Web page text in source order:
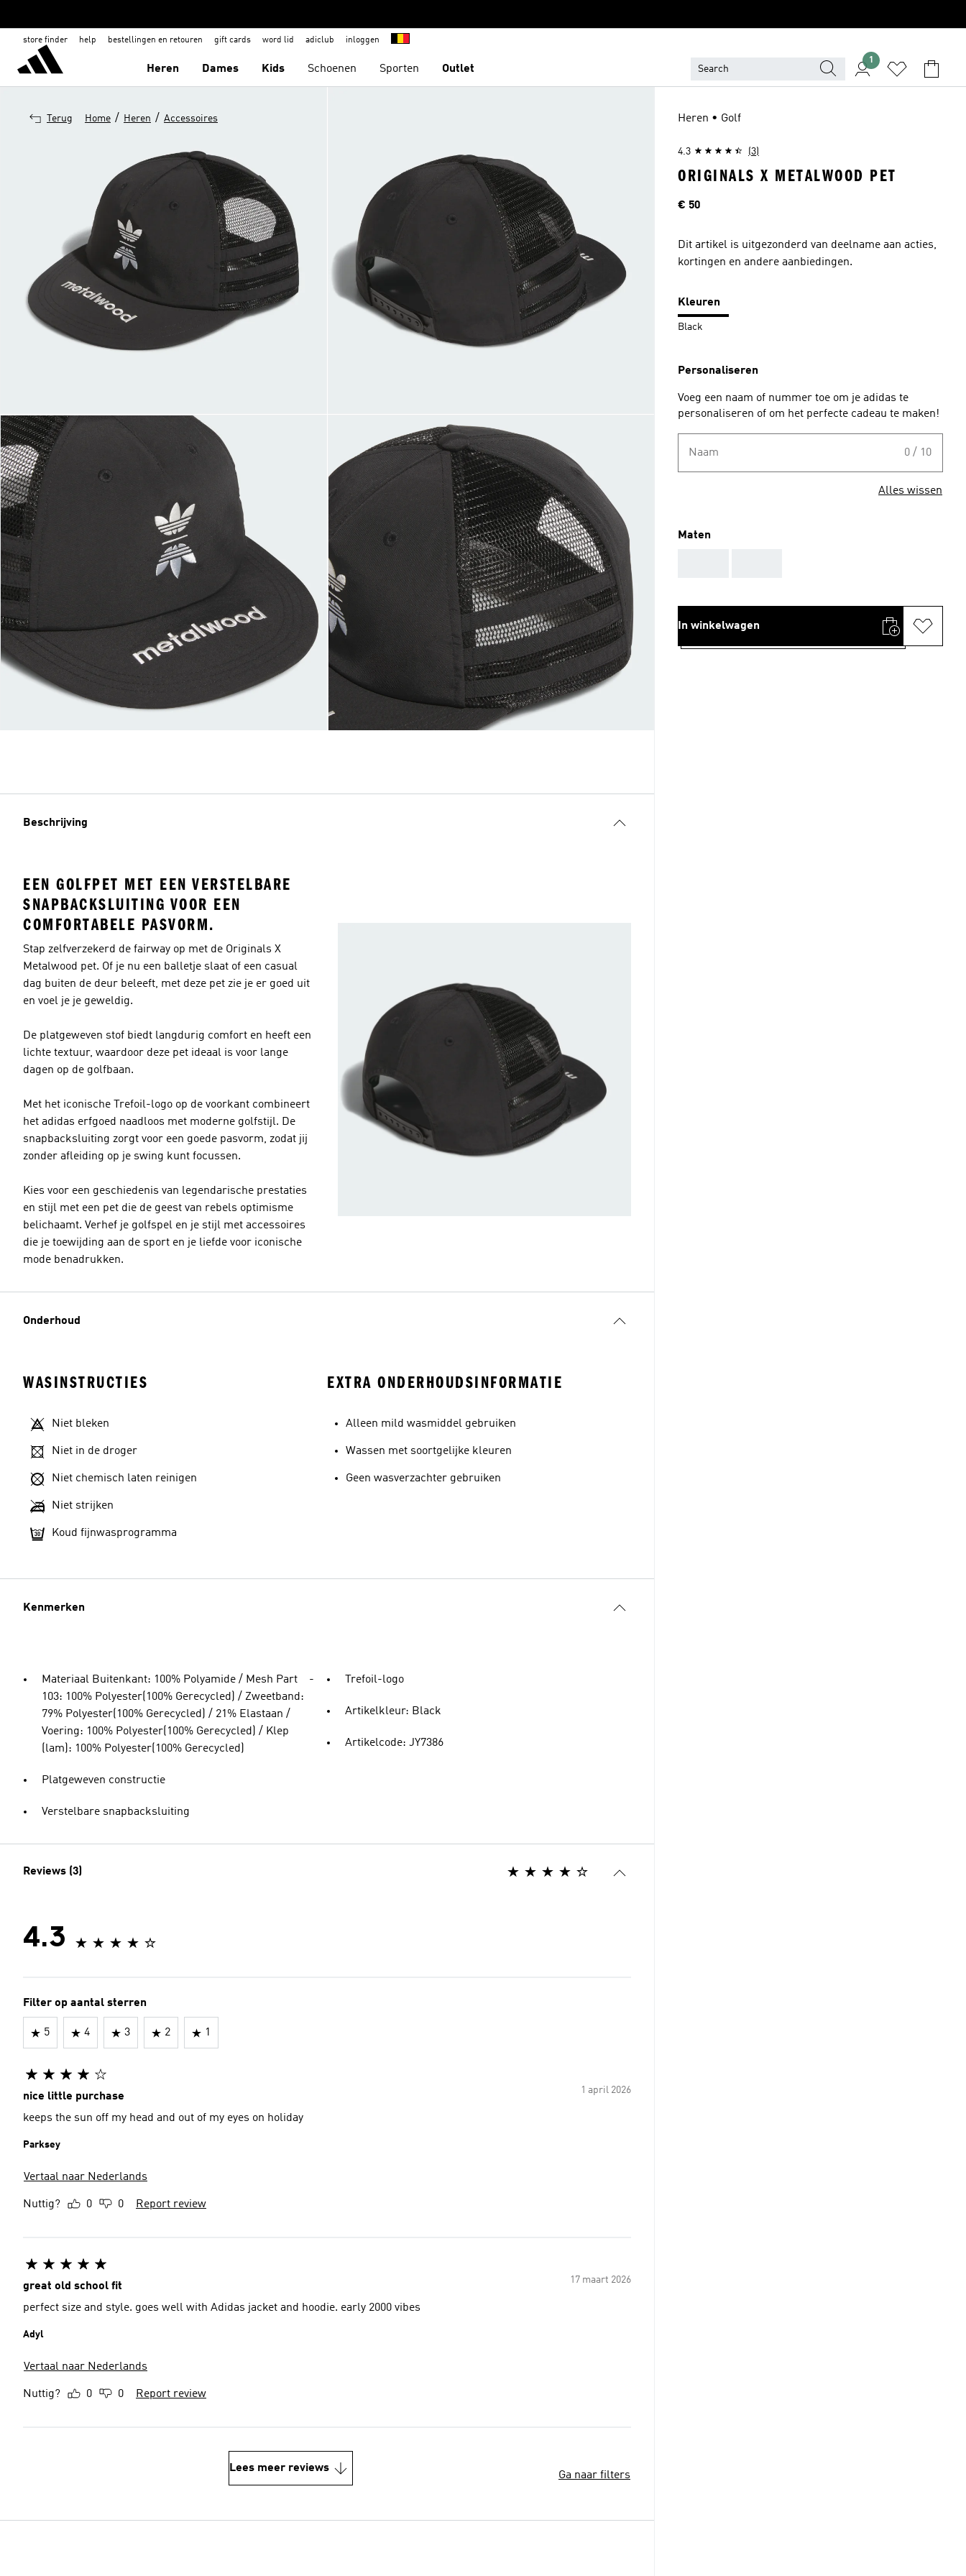
store finder help bestellingen en retouren gift cards word lid adiclub inloggen
Heren Dames Kids Schoenen Sporten Outlet
1
Terug Home / Heren / Accessoires
Beschrijving
EEN GOLFPET MET EEN VERSTELBARE
SNAPBACKSLUITING VOOR EEN
COMFORTABELE PASVORM.
Stap zelfverzekerd de fairway op met de Originals X
Metalwood pet. Of je nu een balletje slaat of een casual
dag buiten de deur beleeft, met deze pet zie je er goed uit
en voel je je geweldig.
De platgeweven stof biedt langdurig comfort en heeft een
lichte textuur, waardoor deze pet ideaal is voor lange
dagen op de golfbaan.
Met het iconische Trefoil-logo op de voorkant combineert
het adidas erfgoed naadloos met moderne golfstijl. De
snapbacksluiting zorgt voor een goede pasvorm, zodat jij
zonder afleiding op je swing kunt focussen.
Kies voor een geschiedenis van legendarische prestaties
en stijl met een pet die de geest van rebels optimisme
belichaamt. Verhef je golfspel en je stijl met accessoires
die je toewijding aan de sport en je liefde voor iconische
mode benadrukken.
Onderhoud
WASINSTRUCTIES
Niet bleken
Niet in de droger
Niet chemisch laten reinigen
Niet strijken
Koud fijnwasprogramma
EXTRA ONDERHOUDSINFORMATIE
Alleen mild wasmiddel gebruiken
Wassen met soortgelijke kleuren
Geen wasverzachter gebruiken
Kenmerken
Materiaal Buitenkant: 100% Polyamide / Mesh Part -
103: 100% Polyester(100% Gerecycled) / Zweetband:
79% Polyester(100% Gerecycled) / 21% Elastaan /
Voering: 100% Polyester(100% Gerecycled) / Klep
(lam): 100% Polyester(100% Gerecycled)
Platgeweven constructie
Verstelbare snapbacksluiting
Trefoil-logo
Artikelkleur: Black
Artikelcode: JY7386
Reviews (3)
4.3
Filter op aantal sterren
5 4 3 2 1
1 april 2026
nice little purchase
keeps the sun off my head and out of my eyes on holiday
Parksey
Vertaal naar Nederlands
Nuttig? 0 0 Report review
17 maart 2026
great old school fit
perfect size and style. goes well with Adidas jacket and hoodie. early 2000 vibes
Adyl
Vertaal naar Nederlands
Nuttig? 0 0 Report review
Lees meer reviews
Ga naar filters
Heren • Golf
4.3 (3)
ORIGINALS X METALWOOD PET
Price
€ 50
Dit artikel is uitgezonderd van deelname aan acties,
kortingen en andere aanbiedingen.
Kleuren
Black
Personaliseren
Voeg een naam of nummer toe om je adidas te
personaliseren of om het perfecte cadeau te maken!
Naam 0 / 10
Alles wissen
Maten
In winkelwagen